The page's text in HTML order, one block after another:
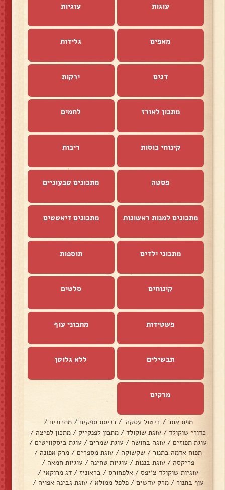
עוגות עוגיות
מאפים גלידות
דגים ירקות
מתכון לאורז לחמים
קינוחי כוסות ריבות
פסטה מתכונים טבעוניים
מתכונים למנות ראשונות מתכונים דיאטטים
מתכוני ילדים תוספות
קינוחים סלטים
פשטידות מתכוני עוף
תבשילים ללא גלוטן
מרקים
מפת אתר / ביטול עסקה / כניסת ספקים / מתכונים /
כדורי שוקולד / עוגת שוקולד / מתכון לפנקייק / מתכון לפיצה /
עוגת תפוזים / עוגה בחושה / עוגת שמרים / עוגת ביסקוויטים /
תפוח אדמה בתנור / שקשוקה / עוגת מספרים / מרק אפונה /
פריקסה / עוגת בננות / עוגיות טחינה / עוגיות חמאה /
עוגיות שוקולד צ׳יפס / אלפחורס / בראוניז / דג מרוקאי /
עוף בתנור / מרק עדשים / פלפל ממולא / עוגת גבינה אפויה /